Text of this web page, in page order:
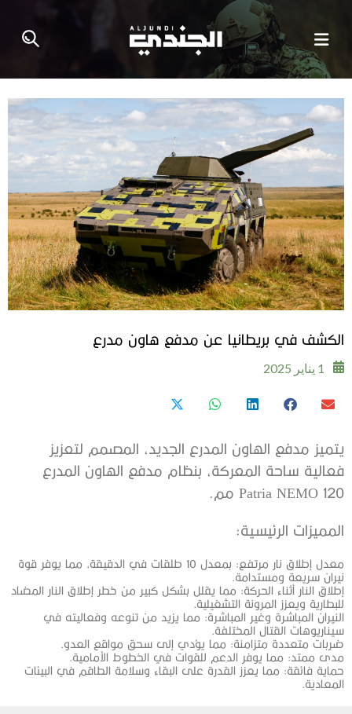
الكشف في بريطانيا عن مدفع هاون مدرع
1 يناير 2025
يتميز مدفع الهاون المدرع الجديد، المصمم لتعزيز
فعالية ساحة المعركة، بنظام مدفع الهاون المدرع
Patria NEMO 120 مم.
المميزات الرئيسية:
معدل إطلاق نار مرتفع: بمعدل 10 طلقات في الدقيقة، مما يوفر قوة
نيران سريعة ومستدامة.
إطلاق النار أثناء الحركة: مما يقلل بشكل كبير من خطر إطلاق النار المضاد
للبطارية ويعزز المرونة التشغيلية.
النيران المباشرة وغير المباشرة: مما يزيد من تنوعه وفعاليته في
سيناريوهات القتال المختلفة.
ضربات متعددة متزامنة: مما يؤدي إلى سحق مواقع العدو.
مدى ممتد: مما يوفر الدعم للقوات في الخطوط الأمامية.
حماية فائقة: مما يعزز القدرة على البقاء وسلامة الطاقم في البيئات
المعادية.